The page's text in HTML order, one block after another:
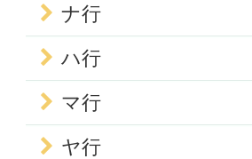
ナ行
ハ行
マ行
ヤ行